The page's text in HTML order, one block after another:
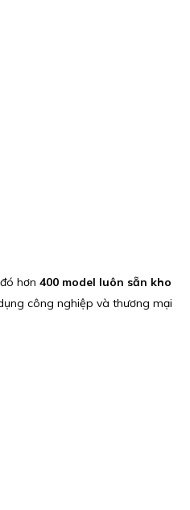
hơn 400 model luôn sẵn kho
công nghiệp và thương mại